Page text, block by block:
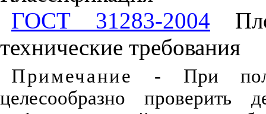
ГОСТ 31283-2004
технические требования
Примечание - При
целесообразно проверить